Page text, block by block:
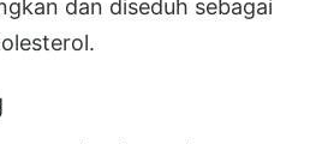
dan diseduh sebagai